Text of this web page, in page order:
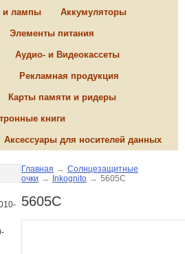
и лампы Аккумуляторы
Элементы питания
Аудио- и Видеокассеты
Рекламная продукция
Карты памяти и ридеры
книги
Аксессуары для носителей данных
Главная → Солнцезащитные
очки → Inkognito → 5605C
5605C